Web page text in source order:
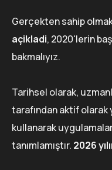
Gerçekten sahip
açikladi, 2020'lerin
bakmalıyız.
Tarihsel olarak,
tarafından aktif olarak
kullanarak
tanımlamıştır. 2026